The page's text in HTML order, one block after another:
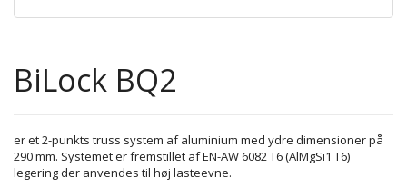
BiLock BQ2
er et 2-punkts truss system af aluminium med ydre dimensioner på
290 mm. Systemet er fremstillet af EN-AW 6082 T6 (AlMgSi1 T6)
legering der anvendes til høj lasteevne.